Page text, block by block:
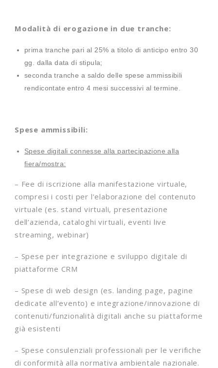
Modalità di erogazione in due tranche:
prima tranche pari al 25% a titolo di anticipo entro 30
gg. dalla data di stipula;
seconda tranche a saldo delle spese ammissibili
rendicontate entro 4 mesi successivi al termine.
Spese ammissibili:
Spese digitali connesse alla partecipazione alla
fiera/mostra:
– Fee di iscrizione alla manifestazione virtuale,
compresi i costi per l’elaborazione del contenuto
virtuale (es. stand virtuali, presentazione
dell’azienda, cataloghi virtuali, eventi live
streaming, webinar)
– Spese per integrazione e sviluppo digitale di
piattaforme CRM
– Spese di web design (es. landing page, pagine
dedicate all’evento) e integrazione/innovazione di
contenuti/funzionalità digitali anche su piattaforme
già esistenti
– Spese consulenziali professionali per le verifiche
di conformità alla normativa ambientale nazionale.